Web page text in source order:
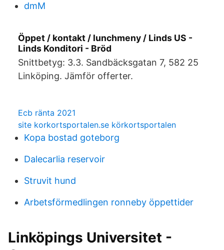
dmM
Öppet / kontakt / lunchmeny / Linds US -
Linds Konditori - Bröd
Snittbetyg: 3.3. Sandbäcksgatan 7, 582 25
Linköping. Jämför offerter.
Ecb ränta 2021
site korkortsportalen.se körkortsportalen
Kopa bostad goteborg
Dalecarlia reservoir
Struvit hund
Arbetsförmedlingen ronneby öppettider
Linköpings Universitet -